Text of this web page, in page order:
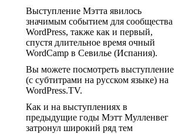
Выступление Мэтта явилось
значимым событием для сообщества
WordPress, также как и первый,
спустя длительное время очный
WordCamp в Севилье (Испания).
Вы можете посмотреть выступление
(с субтитрами на русском языке) на
WordPress.TV.
Как и на выступлениях в
предыдущие годы Мэтт Мулленвег
затронул широкий ряд тем